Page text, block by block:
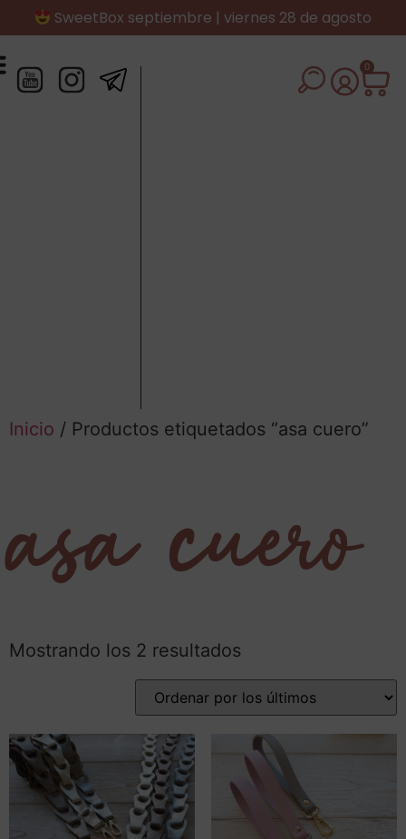
SweetBox septiembre | viernes 28 de agosto
0
Inicio / Productos etiquetados “asa cuero”
asa cuero
Mostrando los 2 resultados